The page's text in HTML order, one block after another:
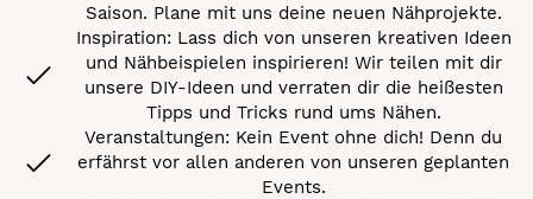
Saison. Plane mit uns deine neuen Nähprojekte.
Inspiration: Lass dich von unseren kreativen Ideen
und Nähbeispielen inspirieren! Wir teilen mit dir
unsere DIY-Ideen und verraten dir die heißesten
Tipps und Tricks rund ums Nähen.
Veranstaltungen: Kein Event ohne dich! Denn du
erfährst vor allen anderen von unseren geplanten
Events.